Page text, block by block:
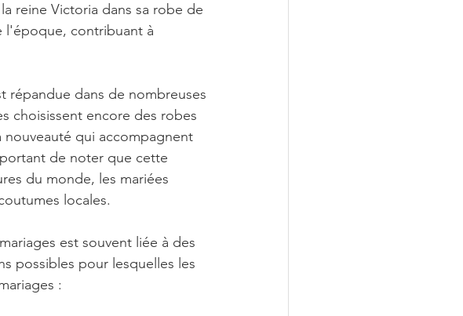
reine Victoria dans sa robe de
l'époque, contribuant à
répandue dans de nombreuses
choisissent encore des robes
qui accompagnent
de noter que cette
du monde, les mariées
locales.
est souvent liée à des
possibles pour lesquelles les
: